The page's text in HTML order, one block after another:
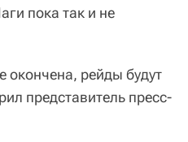
пока так и не
рейды будут
представитель пресс-